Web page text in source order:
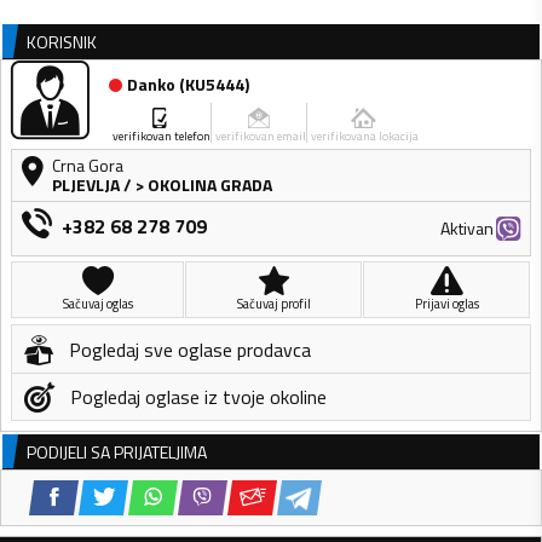
KORISNIK
Danko (KU5444)
verifikovan telefon verifikovan email verifikovana lokacija
Crna Gora
PLJEVLJA/ > OKOLINA GRADA
+382 68 278 709 Aktivan
Sačuvaj oglas Sačuvaj profil Prijavi oglas
Pogledaj sve oglase prodavca
Pogledaj oglase iz tvoje okoline
PODIJELI SA PRIJATELJIMA